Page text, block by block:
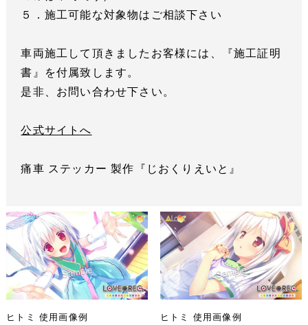
５．施工可能な対象物はご相談下さい
車両施工して頂きましたお客様には、『施工証明
書』を付属致します。
是非、お問い合わせ下さい。
公式サイトへ
痛車 ステッカー 製作『じおくりえいと』
ヒトミ 使用画像例 ヒトミ 使用画像例